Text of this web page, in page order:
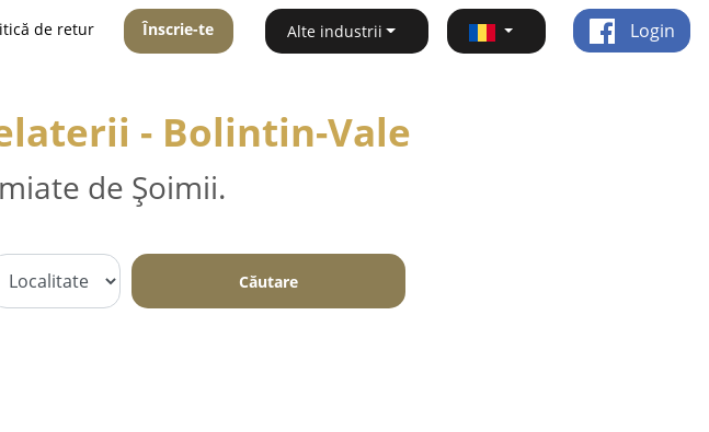
de retur Înscrie-te Alte industrii Login
- Bolintin-Vale
de Șoimii.
Căutare